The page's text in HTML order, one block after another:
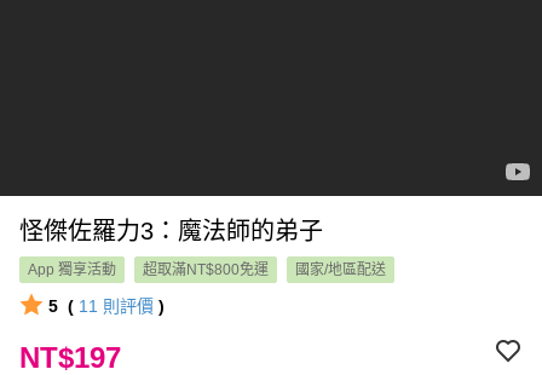
怪傑佐羅力3：魔法師的弟子
App 獨享活動 超取滿NT$800免運 國家/地區配送
5 ( 11 則評價 )
NT$197